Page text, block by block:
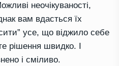
неочікуваності,
вам вдасться їх
усе, що віджило себе
рішення швидко. І
і сміливо.